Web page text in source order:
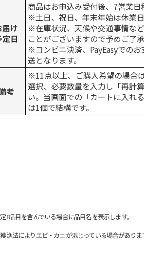
届け
定日
商品はお申込み受付後、7営業日
※土日、祝日、年末年始は休業日
※在庫状況、天候や交通事情な
ことがございますので予めご了承
※コンビニ決済、PayEasyでの
送となります。
考
※11点以上、ご購入希望の場合
選択、必要数量を入力し「再計
い。当画面での「カートに入れ
は1個で結構です。
品目を含んでいる場合に品目名を表示します。
法によりエビ・カニが混じっている場合があり